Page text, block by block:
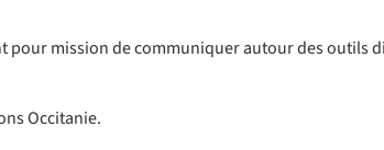
pour mission de communiquer autour des outils
Occitanie.